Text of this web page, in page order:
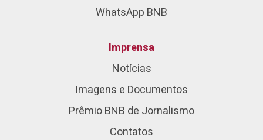
WhatsApp BNB
Imprensa
Notícias
Imagens e Documentos
Prêmio BNB de Jornalismo
Contatos